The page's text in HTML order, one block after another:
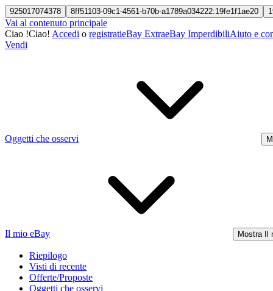
925017074378 8ff51103-09c1-4561-b70b-a1789a034222:19fe1f1ae20
Vai al contenuto principale
Ciao !Ciao! Accedi o registratieBay ExtraeBay ImperdibiliAiuto e
Vendi
Oggetti che osservi
Il mio eBay Mostra Il
Riepilogo
Visti di recente
Offerte/Proposte
Oggetti che osservi